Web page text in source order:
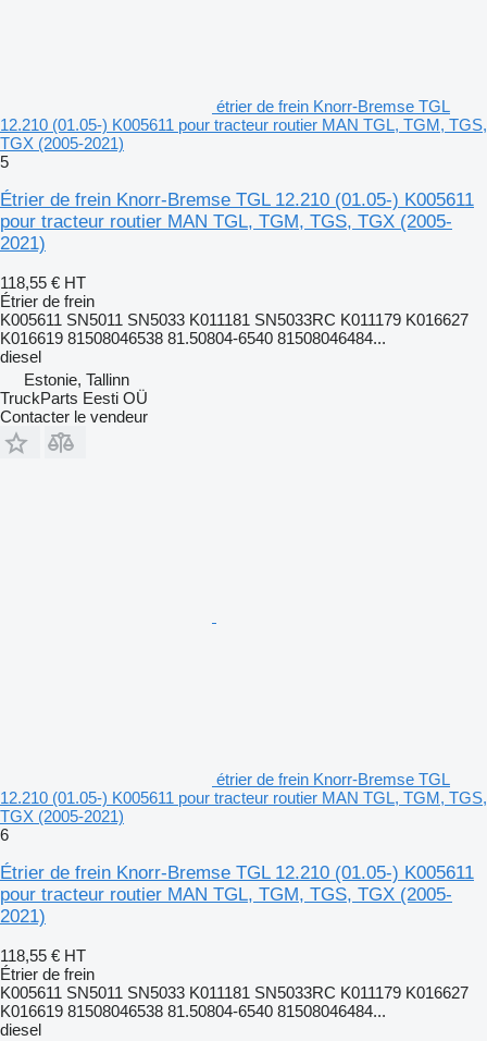
étrier de frein Knorr-Bremse TGL
12.210 (01.05-) K005611 pour tracteur routier MAN TGL, TGM, TGS,
TGX (2005-2021)
5
Étrier de frein Knorr-Bremse TGL 12.210 (01.05-) K005611
pour tracteur routier MAN TGL, TGM, TGS, TGX (2005-
2021)
118,55 € HT
Étrier de frein
K005611 SN5011 SN5033 K011181 SN5033RC K011179 K016627
K016619 81508046538 81.50804-6540 81508046484...
diesel
Estonie, Tallinn
TruckParts Eesti OÜ
Contacter le vendeur
étrier de frein Knorr-Bremse TGL
12.210 (01.05-) K005611 pour tracteur routier MAN TGL, TGM, TGS,
TGX (2005-2021)
6
Étrier de frein Knorr-Bremse TGL 12.210 (01.05-) K005611
pour tracteur routier MAN TGL, TGM, TGS, TGX (2005-
2021)
118,55 € HT
Étrier de frein
K005611 SN5011 SN5033 K011181 SN5033RC K011179 K016627
K016619 81508046538 81.50804-6540 81508046484...
diesel